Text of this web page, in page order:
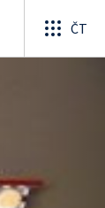
ČT